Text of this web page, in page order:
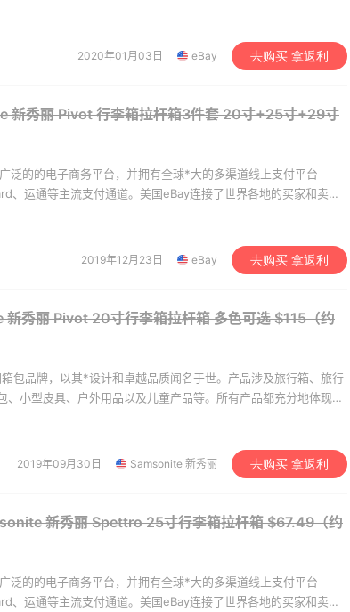
超过1亿个活跃客户，年销售商品数量超过数十亿。在eBay每天
论是生活用品还是新奇的收藏品，这里都一应俱全。eBay海淘致
球的乐趣的同时，拥有一个*可靠的交易环境。
2020年01月03日 eBay 去购买 拿返利
新秀丽 Pivot 行李箱拉杆箱3件套 20寸+25寸+29寸
泛的的电子商务平台，并拥有全球*大的多渠道线上支付平台
、运通等主流支付通道。美国eBay连接了世界各地的买家和卖
超过1亿个活跃客户，年销售商品数量超过数十亿。在eBay每天
论是生活用品还是新奇的收藏品，这里都一应俱全。eBay海淘致
球的乐趣的同时，拥有一个*可靠的交易环境。
2019年12月23日 eBay 去购买 拿返利
新秀丽 Pivot 20寸行李箱拉杆箱 多色可选$115（约
包品牌，以其*设计和卓越品质闻名于世。产品涉及旅行箱、旅行
小型皮具、户外用品以及儿童产品等。所有产品都充分地体现
品质。
2019年09月30日 Samsonite 新秀丽 去购买 拿返利
新秀丽 Spettro 25寸行李箱拉杆箱$67.49（约
泛的的电子商务平台，并拥有全球*大的多渠道线上支付平台
、运通等主流支付通道。美国eBay连接了世界各地的买家和卖
兰蔻美
时尚热
！入手
太后等
场热卖！入新版橘子面霜
满$150减$50+满送4件礼
24天
REVOLVE：NIKESKIMS 系
REVOLVE
基础款印花T恤$21.99